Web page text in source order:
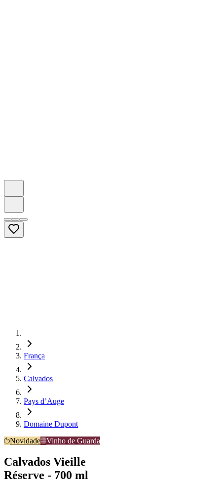
França
Calvados
Pays d’Auge
Domaine Dupont
Novidade
Vinho de Guarda
Calvados Vieille
Réserve - 700 ml